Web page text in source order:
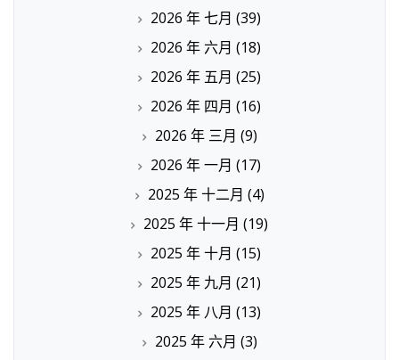
2026 年 七月 (39)
2026 年 六月 (18)
2026 年 五月 (25)
2026 年 四月 (16)
2026 年 三月 (9)
2026 年 一月 (17)
2025 年 十二月 (4)
2025 年 十一月 (19)
2025 年 十月 (15)
2025 年 九月 (21)
2025 年 八月 (13)
2025 年 六月 (3)